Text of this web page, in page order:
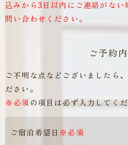
込みから3日以内にご連絡がない
問い合わせください。
ご予約
ご不明な点などございましたら
ださい。
※必須の項目は必ず入力してく
ご宿泊希望日 ※必須